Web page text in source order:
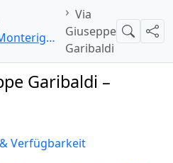
Monteriggioni
Via
Giuseppe
Garibaldi
Suche
Garibaldi –
Verfügbarkeit